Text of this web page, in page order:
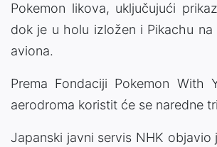
Pokemon likova, uključujući
dok je u holu izložen i Pikachu na
aviona.
Prema Fondaciji Pokemon With
aerodroma koristit će se naredne
Japanski javni servis NHK objavio